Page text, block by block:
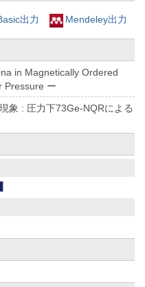
出力 Mendeley出力
in Magnetically Ordered
Pressure ー
象 : 圧力下73Ge-NQRによる